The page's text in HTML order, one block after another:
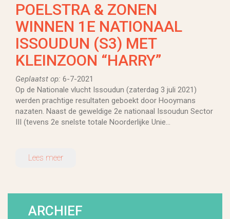
POELSTRA & ZONEN
WINNEN 1E NATIONAAL
ISSOUDUN (S3) MET
KLEINZOON “HARRY”
Geplaatst op: 6-7-2021
Op de Nationale vlucht Issoudun (zaterdag 3 juli 2021)
werden prachtige resultaten geboekt door Hooymans
nazaten. Naast de geweldige 2e nationaal Issoudun Sector
III (tevens 2e snelste totale Noorderlijke Unie...
Lees meer
ARCHIEF